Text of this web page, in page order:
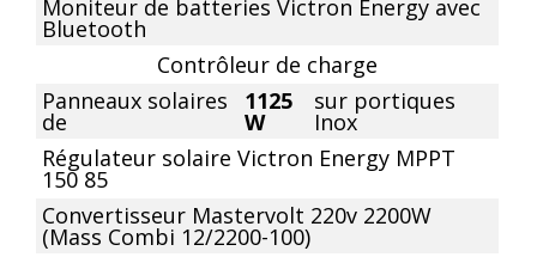
Moniteur de batteries Victron Energy avec
Bluetooth
Contrôleur de charge
Panneaux solaires
de
1125
W
sur portiques
Inox
Régulateur solaire Victron Energy MPPT
150 85
Convertisseur Mastervolt 220v 2200W
(Mass Combi 12/2200-100)